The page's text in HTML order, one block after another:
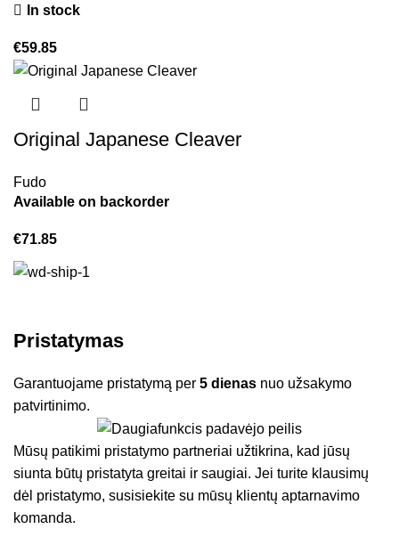
In stock
€59.85
Original Japanese Cleaver
Fudo
Available on backorder
€71.85
Pristatymas
Garantuojame pristatymą per5 dienas nuo užsakymo
patvirtinimo.
Mūsų patikimi pristatymo partneriai užtikrina, kad jūsų
siunta būtų pristatyta greitai ir saugiai. Jei turite klausimų
dėl pristatymo, susisiekite su mūsų klientų aptarnavimo
komanda.